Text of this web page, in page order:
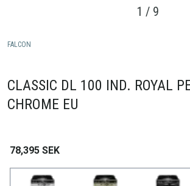
1 / 9
FALCON
CLASSIC DL 100 IND. ROYAL
CHROME EU
78,395 SEK